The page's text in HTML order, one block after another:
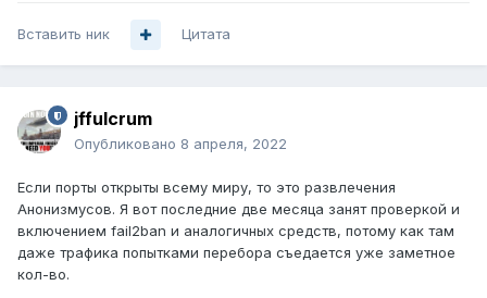
Вставить ник Цитата
jffulcrum
Опубликовано 8 апреля, 2022
Если порты открыты всему миру, то это развлечения
Анонизмусов. Я вот последние две месяца занят проверкой и
включением fail2ban и аналогичных средств, потому как там
даже трафика попытками перебора съедается уже заметное
кол-во.